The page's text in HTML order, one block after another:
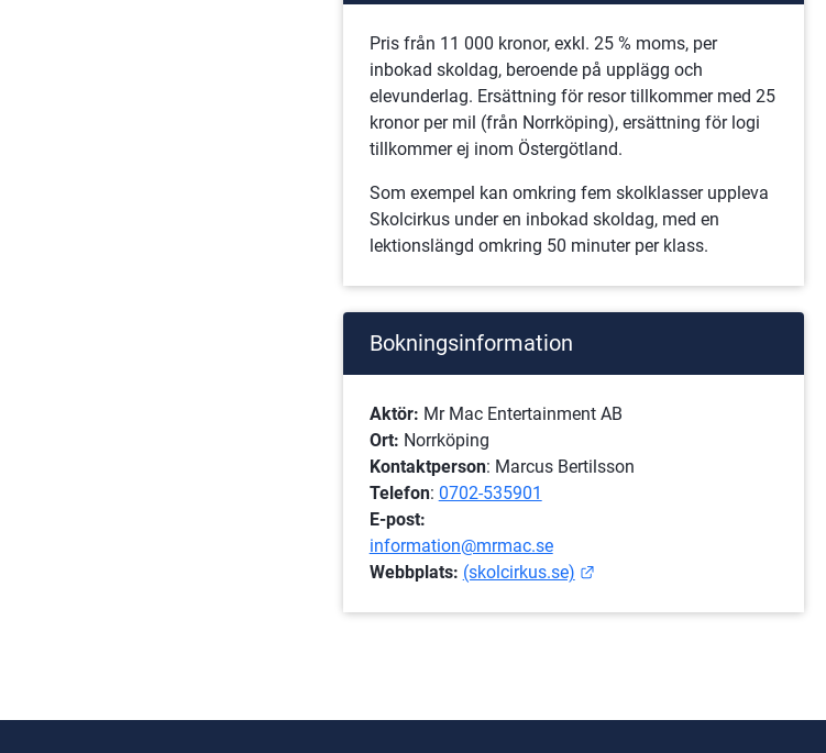
Pris från 11 000 kronor, exkl. 25 % moms, per
inbokad skoldag, beroende på upplägg och
elevunderlag. Ersättning för resor tillkommer med 25
kronor per mil (från Norrköping), ersättning för logi
tillkommer ej inom Östergötland.
Som exempel kan omkring fem skolklasser uppleva
Skolcirkus under en inbokad skoldag, med en
lektionslängd omkring 50 minuter per klass.
Bokningsinformation
Aktör: Mr Mac Entertainment AB
Ort: Norrköping
Kontaktperson: Marcus Bertilsson
Telefon: 0702-535901
E-post:
information@mrmac.se
Webbplats: (skolcirkus.se) Länk till annan webbplats.